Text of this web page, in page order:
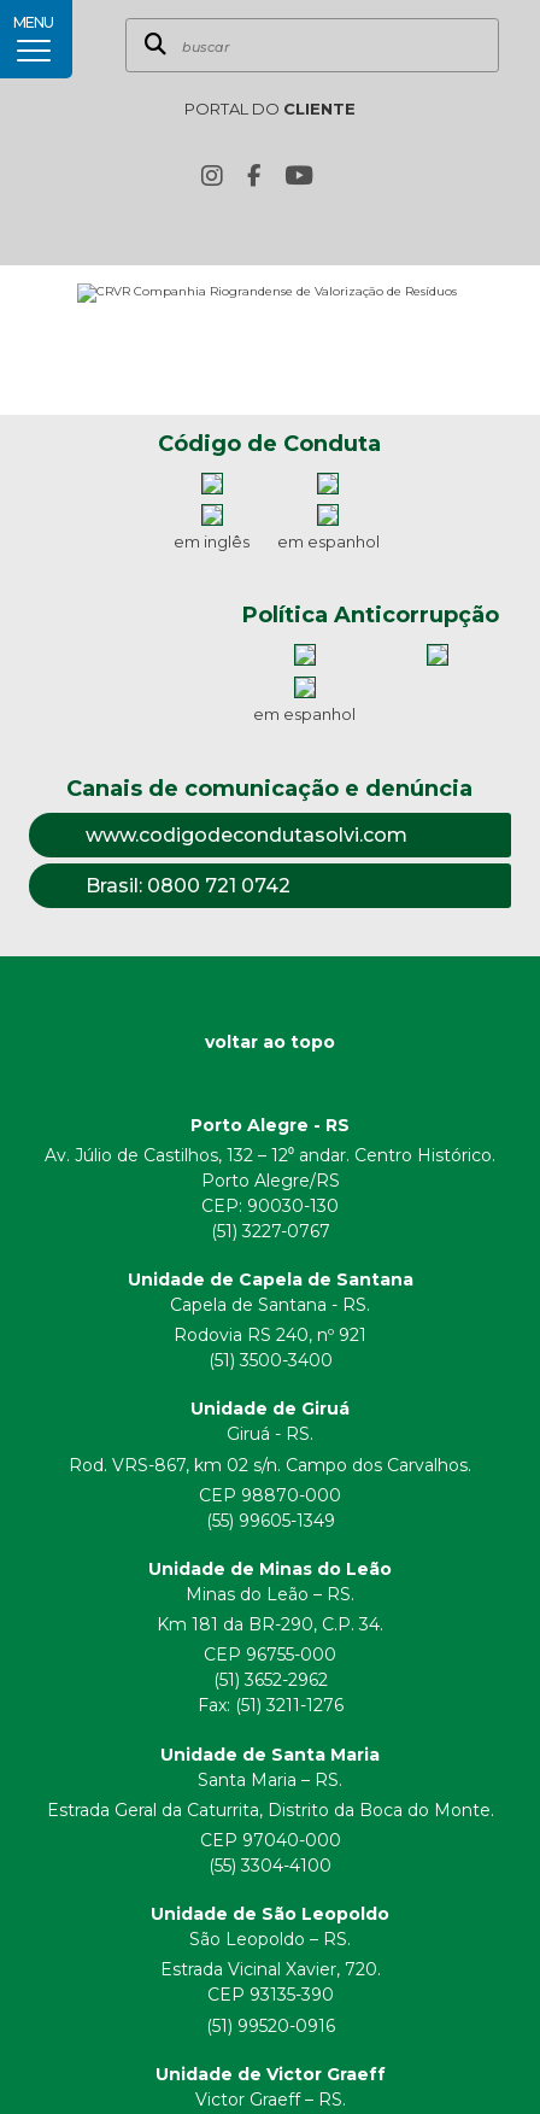
PORTAL DO CLIENTE
MENU
Código de Conduta
em inglês em espanhol
Política Anticorrupção
em espanhol
Canais de comunicação e denúncia
www.codigodecondutasolvi.com
Brasil: 0800 721 0742
voltar ao topo
Porto Alegre - RS
Av. Júlio de Castilhos, 132 – 12⁰ andar. Centro Histórico.
Porto Alegre/RS
CEP: 90030-130
(51) 3227-0767
Unidade de Capela de Santana
Capela de Santana - RS.
Rodovia RS 240, nº 921
(51) 3500-3400
Unidade de Giruá
Giruá - RS.
Rod. VRS-867, km 02 s/n. Campo dos Carvalhos.
CEP 98870-000
(55) 99605-1349
Unidade de Minas do Leão
Minas do Leão – RS.
Km 181 da BR-290, C.P. 34.
CEP 96755-000
(51) 3652-2962
Fax: (51) 3211-1276
Unidade de Santa Maria
Santa Maria – RS.
Estrada Geral da Caturrita, Distrito da Boca do Monte.
CEP 97040-000
(55) 3304-4100
Unidade de São Leopoldo
São Leopoldo – RS.
Estrada Vicinal Xavier, 720.
CEP 93135-390
(51) 99520-0916
Unidade de Victor Graeff
Victor Graeff – RS.